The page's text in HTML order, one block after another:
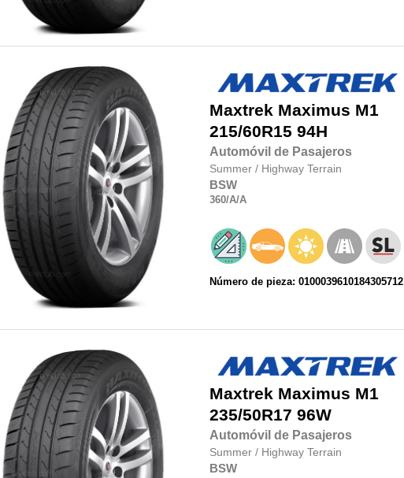
Maxtrek Maximus M1
215/60R15 94H
Automóvil de Pasajeros
Summer / Highway Terrain
BSW
360/A/A
Número de pieza: 0100039610184305712
Maxtrek Maximus M1
235/50R17 96W
Automóvil de Pasajeros
Summer / Highway Terrain
BSW